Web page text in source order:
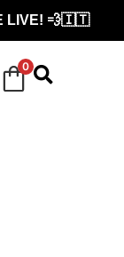
LIVE! 💨🇮🇹
0